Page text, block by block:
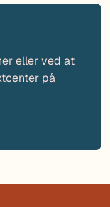
eller ved at
på